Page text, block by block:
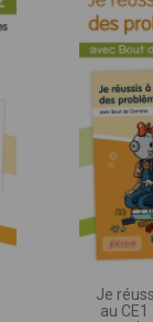
Je
au
VOTRE
VOTRE